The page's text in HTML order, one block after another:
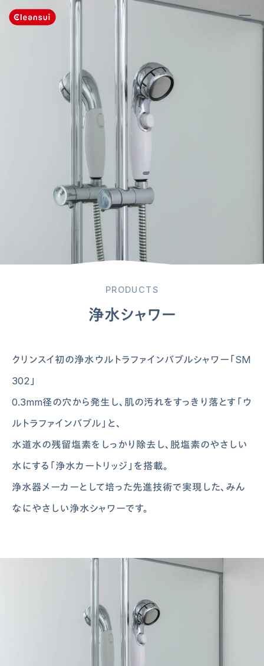
PRODUCTS
浄水シャワー
クリンスイ初の浄水ウルトラファインバブルシャワー「SM
302」
0.3mm径の穴から発生し、肌の汚れをすっきり落とす「ウ
ルトラファインバブル」と、
水道水の残留塩素をしっかり除去し、脱塩素のやさしい
水にする「浄水カートリッジ」を搭載。
浄水器メーカーとして培った先進技術で実現した、みん
なにやさしい浄水シャワーです。